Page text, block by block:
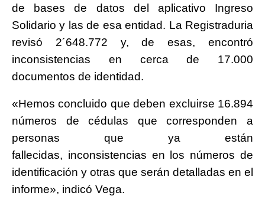
de bases de datos del aplicativo Ingreso
Solidario y las de esa entidad. La Registraduria
revisó 2´648.772 y, de esas, encontró
inconsistencias en cerca de 17.000
documentos de identidad.
«Hemos concluido que deben excluirse 16.894
números de cédulas que corresponden a
personas que ya están
fallecidas, inconsistencias en los números de
identificación y otras que serán detalladas en el
informe», indicó Vega.